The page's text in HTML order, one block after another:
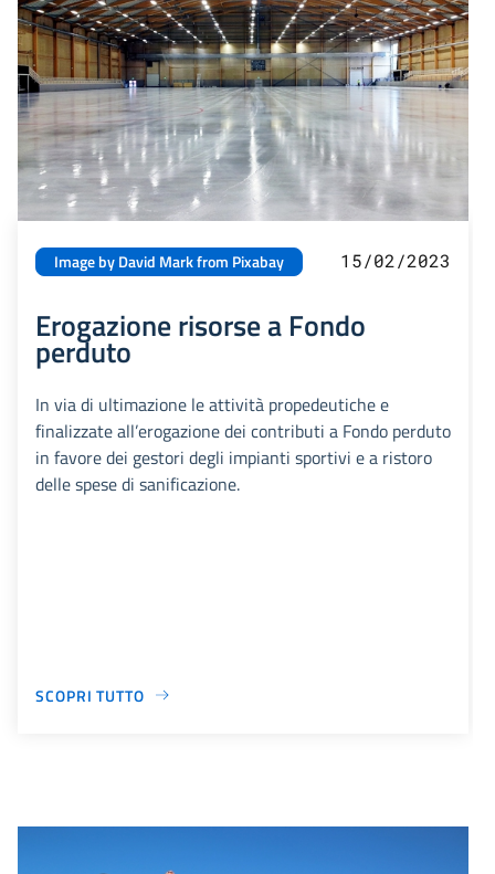
Image by David Mark from Pixabay 15/02/2023
Erogazione risorse a Fondo
perduto
In via di ultimazione le attività propedeutiche e
finalizzate all’erogazione dei contributi a Fondo perduto
in favore dei gestori degli impianti sportivi e a ristoro
delle spese di sanificazione.
SCOPRI TUTTO